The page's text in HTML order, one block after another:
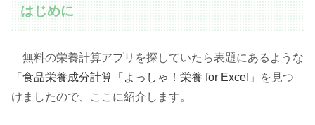
はじめに
無料の栄養計算アプリを探していたら表題にあるような
「 食品栄養成分計算「よっしゃ！栄養 for Excel 」を見つ
けましたので、ここに紹介します。